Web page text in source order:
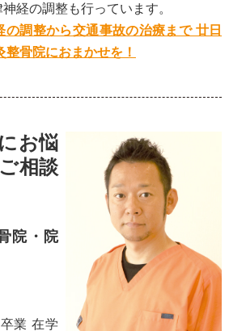
経の調整も行っています。
の調整から交通事故の治療まで 廿日
骨院におまかせを！
お悩
相談
院・院
業 在学